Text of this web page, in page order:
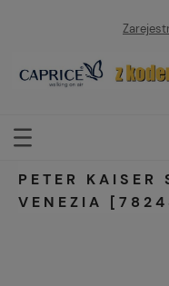
PETER KAISER
VENEZIA